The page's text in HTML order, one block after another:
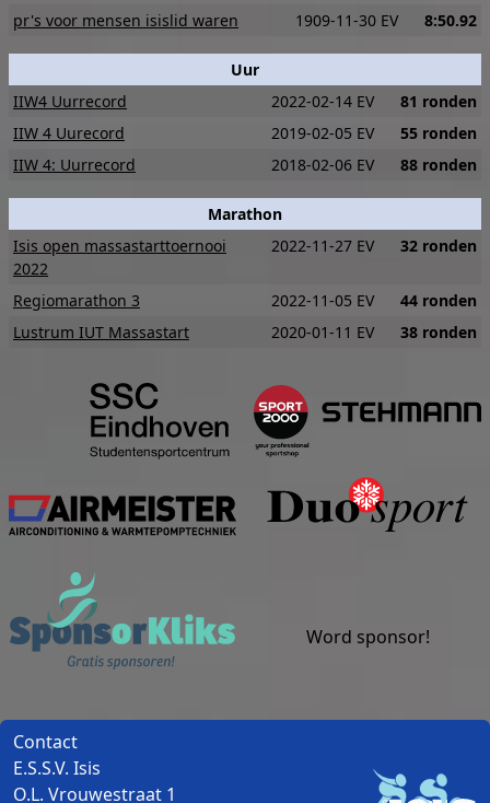
pr's voor mensen isislid waren
1909-11-30 EV 8:50.92
Uur
IIW4 Uurrecord
2022-02-14 EV 81 ronden
IIW 4 Uurecord
2019-02-05 EV 55 ronden
IIW 4: Uurrecord
2018-02-06 EV 88 ronden
Marathon
Isis open massastarttoernooi
2022
2022-11-27 EV 32 ronden
Regiomarathon 3 2022-11-05 EV 44 ronden
Lustrum IUT Massastart
2020-01-11 EV 38 ronden
Studentensportcentrum
Airmeister
Word sponsor!
Contact
E.S.S.V. Isis
O.L. Vrouwestraat 1